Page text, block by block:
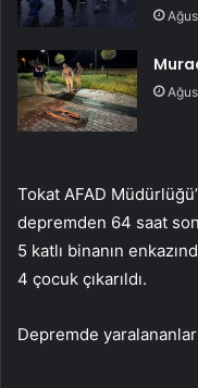
Tokat AFAD
depremden 64 saat
5 katlı binanın
4 çocuk çıkarıldı.
Depremde